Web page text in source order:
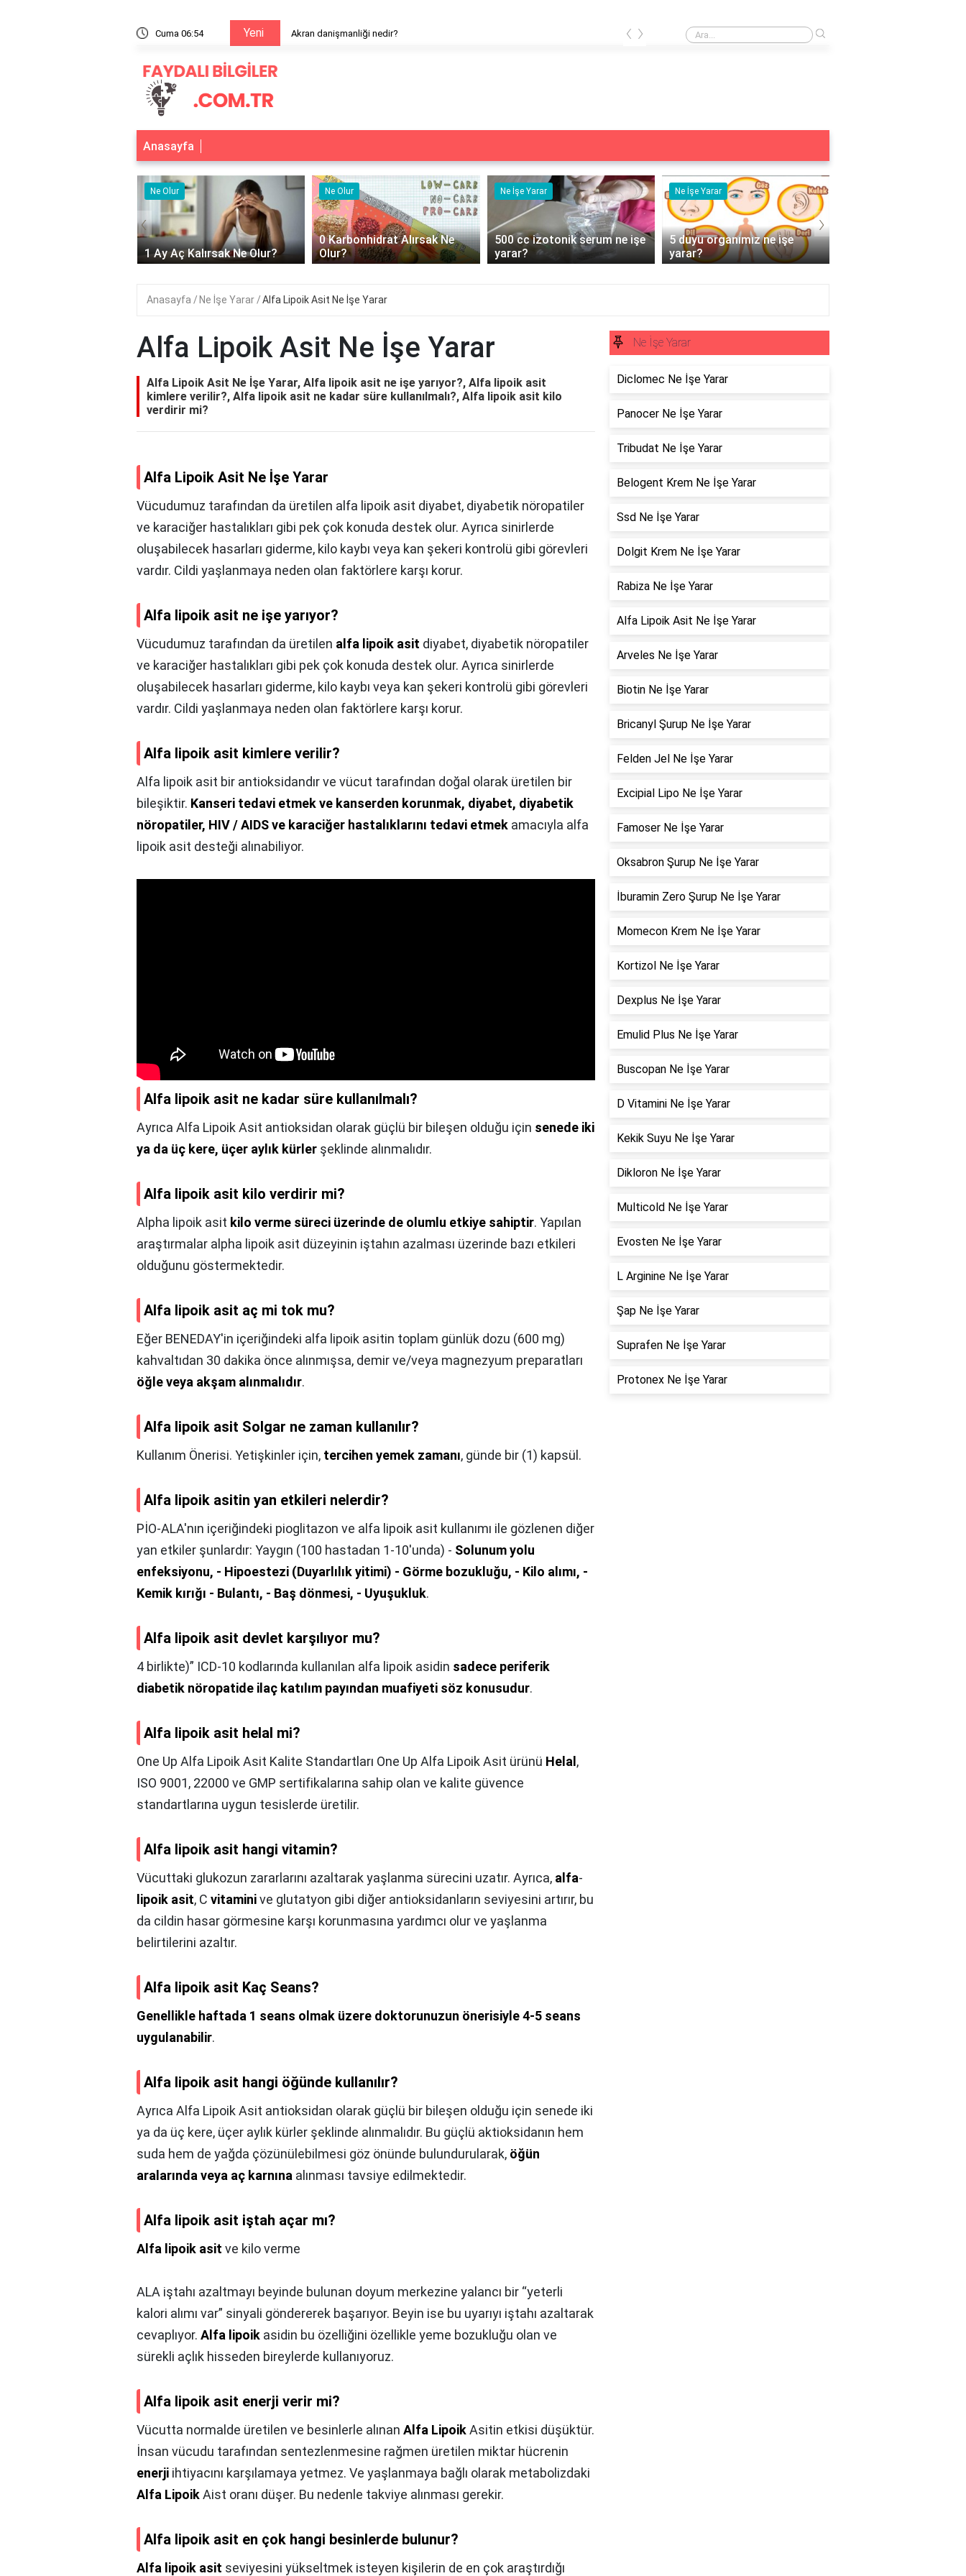
Cuma 06:54 Yeni Akran danişmanliği nedir? Tersine çevirme alıştırması nedir?
‹ ›
Anasayfa
Ne Olur
1 Ay Aç Kalırsak Ne Olur?
Ne Olur
0 Karbonhidrat Alırsak Ne
Olur?
Ne İşe Yarar
500 cc izotonik serum ne işe
yarar?
Ne İşe Yarar
5 duyu organımız ne işe
yarar?
‹ ›
Anasayfa Ne İşe Yarar Alfa Lipoik Asit Ne İşe Yarar
Alfa Lipoik Asit Ne İşe Yarar
Alfa Lipoik Asit Ne İşe Yarar, Alfa lipoik asit ne işe yarıyor?, Alfa lipoik asit
kimlere verilir?, Alfa lipoik asit ne kadar süre kullanılmalı?, Alfa lipoik asit kilo
verdirir mi?
Alfa Lipoik Asit Ne İşe Yarar
Vücudumuz tarafından da üretilen alfa lipoik asit diyabet, diyabetik nöropatiler
ve karaciğer hastalıkları gibi pek çok konuda destek olur. Ayrıca sinirlerde
oluşabilecek hasarları giderme, kilo kaybı veya kan şekeri kontrolü gibi görevleri
vardır. Cildi yaşlanmaya neden olan faktörlere karşı korur.
Alfa lipoik asit ne işe yarıyor?
Vücudumuz tarafından da üretilen alfa lipoik asit diyabet, diyabetik nöropatiler
ve karaciğer hastalıkları gibi pek çok konuda destek olur. Ayrıca sinirlerde
oluşabilecek hasarları giderme, kilo kaybı veya kan şekeri kontrolü gibi görevleri
vardır. Cildi yaşlanmaya neden olan faktörlere karşı korur.
Alfa lipoik asit kimlere verilir?
Alfa lipoik asit bir antioksidandır ve vücut tarafından doğal olarak üretilen bir
bileşiktir. Kanseri tedavi etmek ve kanserden korunmak, diyabet, diyabetik
nöropatiler, HIV / AIDS ve karaciğer hastalıklarını tedavi etmek amacıyla alfa
lipoik asit desteği alınabiliyor.
Alfa lipoik asit ne kadar süre kullanılmalı?
Ayrıca Alfa Lipoik Asit antioksidan olarak güçlü bir bileşen olduğu için senede iki
ya da üç kere, üçer aylık kürler şeklinde alınmalıdır.
Alfa lipoik asit kilo verdirir mi?
Alpha lipoik asit kilo verme süreci üzerinde de olumlu etkiye sahiptir. Yapılan
araştırmalar alpha lipoik asit düzeyinin iştahın azalması üzerinde bazı etkileri
olduğunu göstermektedir.
Alfa lipoik asit aç mi tok mu?
Eğer BENEDAY'in içeriğindeki alfa lipoik asitin toplam günlük dozu (600 mg)
kahvaltıdan 30 dakika önce alınmışsa, demir ve/veya magnezyum preparatları
öğle veya akşam alınmalıdır.
Alfa lipoik asit Solgar ne zaman kullanılır?
Kullanım Önerisi. Yetişkinler için, tercihen yemek zamanı, günde bir (1) kapsül.
Alfa lipoik asitin yan etkileri nelerdir?
PİO-ALA'nın içeriğindeki pioglitazon ve alfa lipoik asit kullanımı ile gözlenen diğer
yan etkiler şunlardır: Yaygın (100 hastadan 1-10'unda) - Solunum yolu
enfeksiyonu, - Hipoestezi (Duyarlılık yitimi) - Görme bozukluğu, - Kilo alımı, -
Kemik kırığı - Bulantı, - Baş dönmesi, - Uyuşukluk.
Alfa lipoik asit devlet karşılıyor mu?
4 birlikte)” ICD-10 kodlarında kullanılan alfa lipoik asidin sadece periferik
diabetik nöropatide ilaç katılım payından muafiyeti söz konusudur.
Alfa lipoik asit helal mi?
One Up Alfa Lipoik Asit Kalite Standartları One Up Alfa Lipoik Asit ürünü Helal ,
ISO 9001, 22000 ve GMP sertifikalarına sahip olan ve kalite güvence
standartlarına uygun tesislerde üretilir.
Alfa lipoik asit hangi vitamin?
Vücuttaki glukozun zararlarını azaltarak yaşlanma sürecini uzatır. Ayrıca, alfa-
lipoik asit, C vitaminive glutatyon gibi diğer antioksidanların seviyesini artırır, bu
da cildin hasar görmesine karşı korunmasına yardımcı olur ve yaşlanma
belirtilerini azaltır.
Alfa lipoik asit Kaç Seans?
Genellikle haftada 1 seans olmak üzere doktorunuzun önerisiyle 4-5 seans
uygulanabilir.
Alfa lipoik asit hangi öğünde kullanılır?
Ayrıca Alfa Lipoik Asit antioksidan olarak güçlü bir bileşen olduğu için senede iki
ya da üç kere, üçer aylık kürler şeklinde alınmalıdır. Bu güçlü aktioksidanın hem
suda hem de yağda çözünülebilmesi göz önünde bulundurularak, öğün
aralarında veya aç karnına alınması tavsiye edilmektedir.
Alfa lipoik asit iştah açar mı?
Alfa lipoik asit ve kilo verme
ALA iştahı azaltmayı beyinde bulunan doyum merkezine yalancı bir “yeterli
kalori alımı var” sinyali göndererek başarıyor. Beyin ise bu uyarıyı iştahı azaltarak
cevaplıyor. Alfa lipoik asidin bu özelliğini özellikle yeme bozukluğu olan ve
sürekli açlık hisseden bireylerde kullanıyoruz.
Alfa lipoik asit enerji verir mi?
Vücutta normalde üretilen ve besinlerle alınan Alfa LipoikAsitin etkisi düşüktür.
İnsan vücudu tarafından sentezlenmesine rağmen üretilen miktar hücrenin
enerji ihtiyacını karşılamaya yetmez. Ve yaşlanmaya bağlı olarak metabolizdaki
Alfa LipoikAist oranı düşer. Bu nedenle takviye alınması gerekir.
Alfa lipoik asit en çok hangi besinlerde bulunur?
Alfa lipoik asit seviyesini yükseltmek isteyen kişilerin de en çok araştırdığı
Ne İşe Yarar
Diclomec Ne İşe Yarar
Panocer Ne İşe Yarar
Tribudat Ne İşe Yarar
Belogent Krem Ne İşe Yarar
Ssd Ne İşe Yarar
Dolgit Krem Ne İşe Yarar
Rabiza Ne İşe Yarar
Alfa Lipoik Asit Ne İşe Yarar
Arveles Ne İşe Yarar
Biotin Ne İşe Yarar
Bricanyl Şurup Ne İşe Yarar
Felden Jel Ne İşe Yarar
Excipial Lipo Ne İşe Yarar
Famoser Ne İşe Yarar
Oksabron Şurup Ne İşe Yarar
İburamin Zero Şurup Ne İşe Yarar
Momecon Krem Ne İşe Yarar
Kortizol Ne İşe Yarar
Dexplus Ne İşe Yarar
Emulid Plus Ne İşe Yarar
Buscopan Ne İşe Yarar
D Vitamini Ne İşe Yarar
Kekik Suyu Ne İşe Yarar
Dikloron Ne İşe Yarar
Multicold Ne İşe Yarar
Evosten Ne İşe Yarar
L Arginine Ne İşe Yarar
Şap Ne İşe Yarar
Suprafen Ne İşe Yarar
Protonex Ne İşe Yarar